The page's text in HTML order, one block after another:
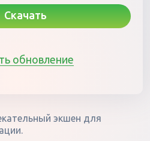
обновление
экшен для